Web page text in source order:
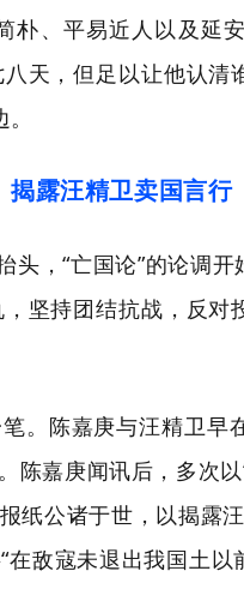
、平易近人以及延
天，但足以让他认
露汪精卫卖国言行
，“亡国论”的论调
坚持团结抗战，反
。陈嘉庚与汪精卫早
嘉庚闻讯后，多次
纸公诸于世，以揭露
敌寇未退出我国土